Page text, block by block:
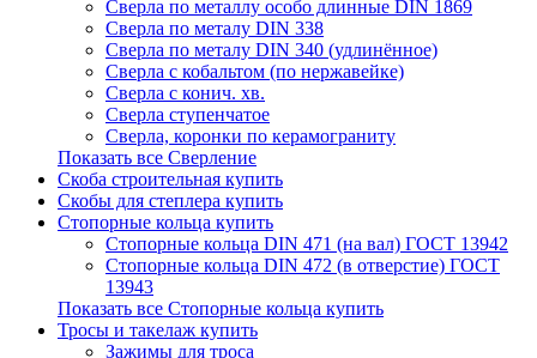
Сверла по металлу особо длинные DIN 1869
Сверла по металу DIN 338
Сверла по металу DIN 340 (удлинённое)
Сверла с кобальтом (по нержавейке)
Сверла с конич. хв.
Сверла ступенчатое
Сверла, коронки по керамограниту
Показать все Сверление
Скоба строительная купить
Скобы для степлера купить
Стопорные кольца купить
Стопорные кольца DIN 471 (на вал) ГОСТ 13942
Стопорные кольца DIN 472 (в отверстие) ГОСТ
13943
Показать все Стопорные кольца купить
Тросы и такелаж купить
Зажимы для троса